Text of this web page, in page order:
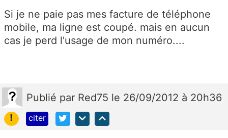
Si je ne paie pas mes facture de téléphone
mobile, ma ligne est coupé. mais en aucun
cas je perd l'usage de mon numéro....
Publié par Red75 le 26/09/2012 à 20h36
!
citer